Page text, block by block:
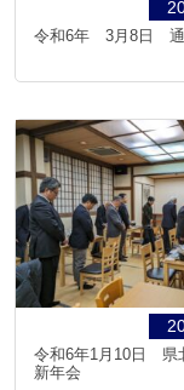
令和6年 3月8日 通
令和6年1月10日 県
新年会